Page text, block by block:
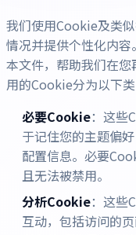
我们使用Cookie及类
情况并提供个性化内
本文件，帮助我们在
用的Cookie分为以下类
必要Cookie：这些
于记住您的主题偏
配置信息。必要
且无法被禁用。
分析Cookie：这些
互动，包括访问的